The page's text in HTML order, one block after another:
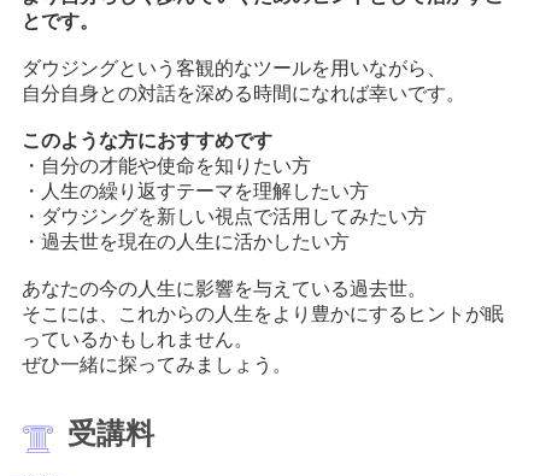
とです。
ダウジングという客観的なツールを用いながら、
自分自身との対話を深める時間になれば幸いです。
このような方におすすめです
・自分の才能や使命を知りたい方
・人生の繰り返すテーマを理解したい方
・ダウジングを新しい視点で活用してみたい方
・過去世を現在の人生に活かしたい方
あなたの今の人生に影響を与えている過去世。
そこには、これからの人生をより豊かにするヒントが眠
っているかもしれません。
ぜひ一緒に探ってみましょう。
受講料